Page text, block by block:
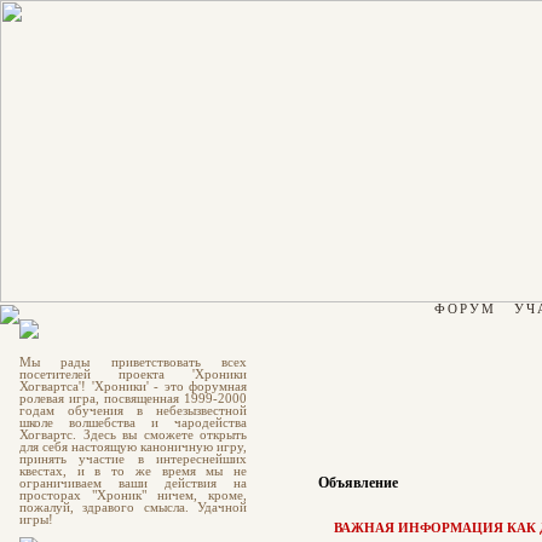
Мы рады приветствовать всех
посетителей проекта 'Хроники
Хогвартса'! 'Хроники' - это форумная
ролевая игра, посвященная 1999-2000
годам обучения в небезызвестной
школе волшебства и чародейства
Хогвартс. Здесь вы сможете открыть
для себя настоящую каноничную игру,
принять участие в интереснейших
квестах, и в то же время мы не
ограничиваем ваши действия на
просторах "Хроник" ничем, кроме,
пожалуй, здравого смысла. Удачной
игры!
ФОРУМ
Объявление
ВАЖНАЯ ИНФОРМАЦИЯ КАК